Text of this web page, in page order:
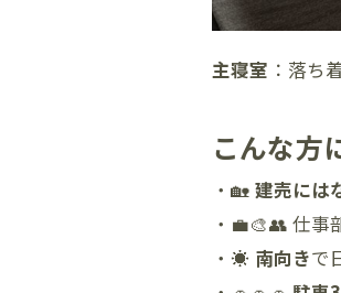
主寝室 ：落ち
こんな方
・🏡 建売には
・💼🎨👥 仕
・☀️ 南向きで